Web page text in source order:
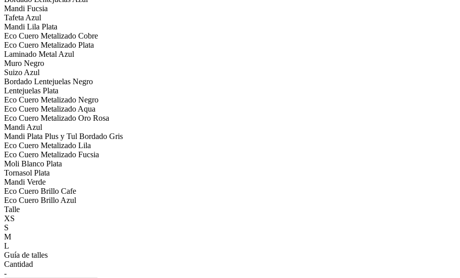
Mandi Fucsia
Tafeta Azul
Mandi Lila Plata
Eco Cuero Metalizado Cobre
Eco Cuero Metalizado Plata
Laminado Metal Azul
Muro Negro
Suizo Azul
Bordado Lentejuelas Negro
Lentejuelas Plata
Eco Cuero Metalizado Negro
Eco Cuero Metalizado Aqua
Eco Cuero Metalizado Oro Rosa
Mandi Azul
Mandi Plata Plus y Tul Bordado Gris
Eco Cuero Metalizado Lila
Eco Cuero Metalizado Fucsia
Moli Blanco Plata
Tornasol Plata
Mandi Verde
Eco Cuero Brillo Cafe
Eco Cuero Brillo Azul
Talle
XS
S
M
L
Guía de talles
Cantidad
-